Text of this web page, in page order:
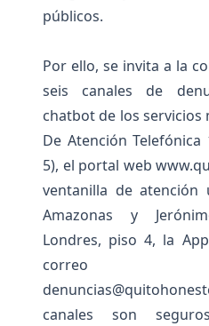
públicos.
Por ello, se invita a la
seis canales de
chatbot de los servicios
De Atención
5), el portal web
ventanilla de atención
Amazonas y
Londres, piso 4, la
correo
canales son